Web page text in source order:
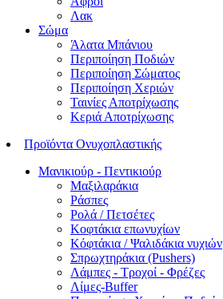
Λακ
Σώμα
Άλατα Μπάνιου
Περιποίηση Ποδιών
Περιποίηση Σώματος
Περιποίηση Χεριών
Ταινίες Αποτρίχωσης
Κεριά Αποτρίχωσης
Προϊόντα Ονυχοπλαστικής
Μανικιούρ - Πεντικιούρ
Μαξιλαράκια
Ράσπες
Ρολά / Πετσέτες
Κοφτάκια επωνυχίων
Κόφτάκια / Ψαλιδάκια νυχιών
Σπρωχτηράκια (Pushers)
Λάμπες - Τροχοί - Φρέζες
Λίμες-Buffer